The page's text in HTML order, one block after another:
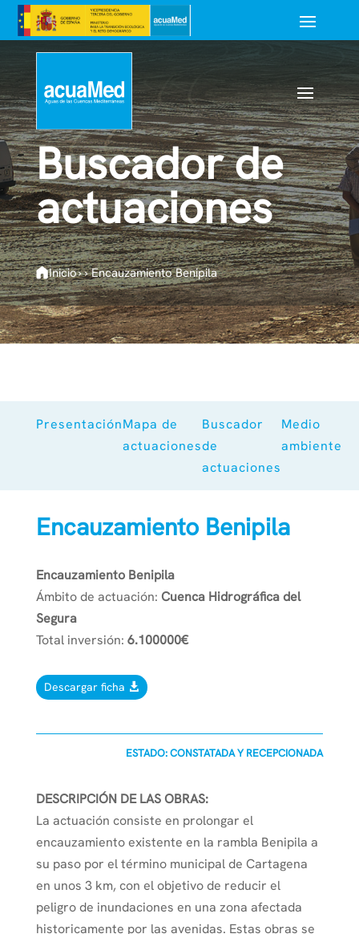
Buscador de
actuaciones
Inicio› › Encauzamiento Benipila
PresentaciónMapa de
actuaciones
Buscador
de
actuaciones
Medio
ambiente
Encauzamiento Benipila
Encauzamiento Benipila
Ámbito de actuación: Cuenca Hidrográfica del
Segura
Total inversión: 6.100000€
Descargar ficha
ESTADO: CONSTATADA Y RECEPCIONADA
DESCRIPCIÓN DE LAS OBRAS:
La actuación consiste en prolongar el
encauzamiento existente en la rambla Benipila a
su paso por el término municipal de Cartagena
en unos 3 km, con el objetivo de reducir el
peligro de inundaciones en una zona afectada
historicamente por las avenidas. Estas obras se